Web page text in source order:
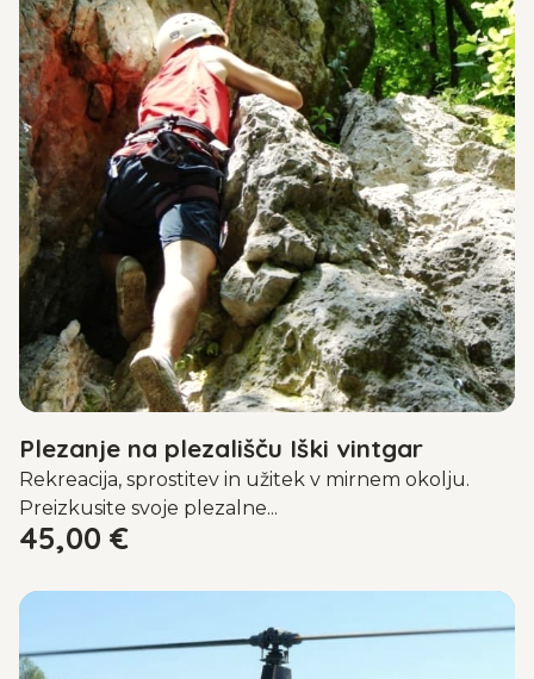
Plezanje na plezališču Iški vintgar
Rekreacija, sprostitev in užitek v mirnem okolju.
Preizkusite svoje plezalne...
45,00 €